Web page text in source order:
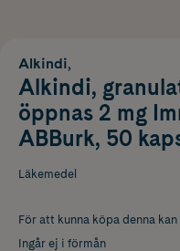
Alkindi,
Alkindi,
öppnas 2 mg
ABBurk, 50
Läkemedel
För att kunna köpa denna
Ingår ej i förmån